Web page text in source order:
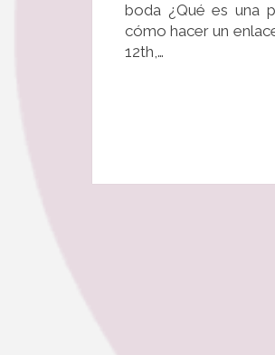
boda ¿Qué es una
cómo hacer un
12th,…